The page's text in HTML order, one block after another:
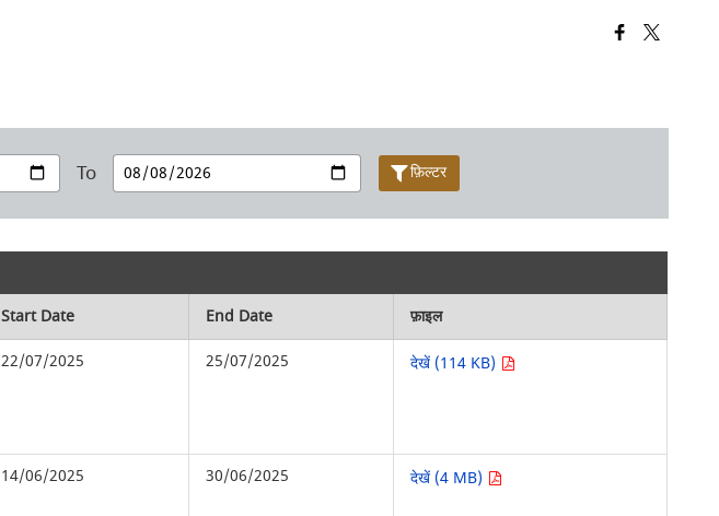
To फ़िल्टर
Start Date End Date
फ़ाइल
22/07/2025 25/07/2025 देखें (114 KB)
14/06/2025 30/06/2025 देखें (4 MB)